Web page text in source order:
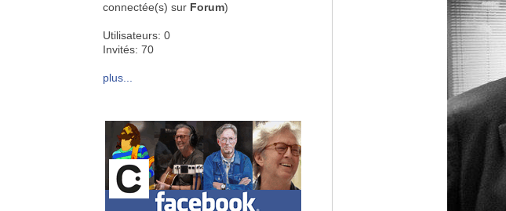
connectée(s) sur Forum)
Utilisateurs: 0
Invités: 70
plus...